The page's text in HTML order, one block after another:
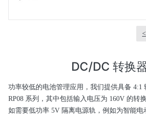
<
DC/DC 转换
功率较低的电池管理应用，我们提供具备 4:1
RP08 系列，其中包括输入电压为 160V 的转
如需要低功率 5V 隔离电源轨，例如为智能